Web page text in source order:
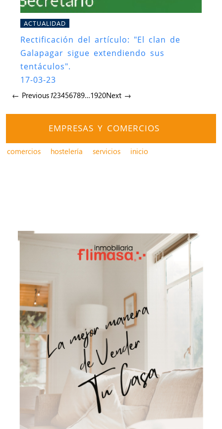
ACTUALIDAD
Rectificación del artículo: "El clan de
Galapagar sigue extendiendo sus
tentáculos".
17-03-23
← Previous123456789…1920Next →
EMPRESAS Y COMERCIOS
comercios hostelería servicios inicio